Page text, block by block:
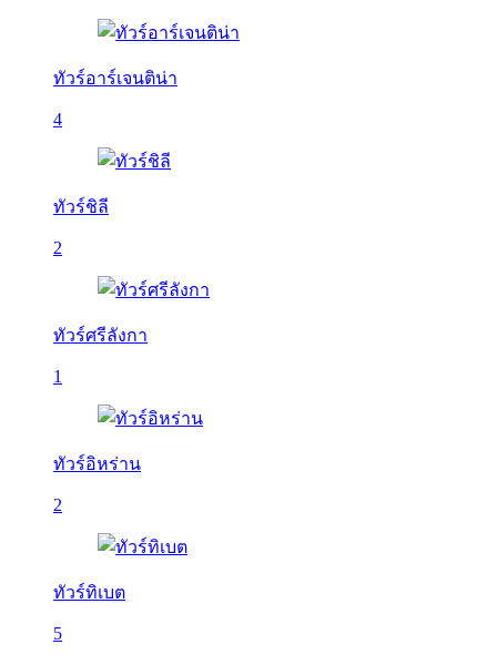
ทัวร์อาร์เจนติน่า
4
ทัวร์ชิลี
2
ทัวร์ศรีลังกา
1
ทัวร์อิหร่าน
2
ทัวร์ทิเบต
5